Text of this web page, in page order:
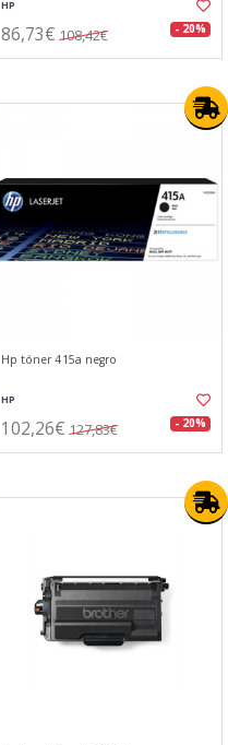
HP
86,73€ 108,42€ - 20%
Hp tóner 415a negro
HP
102,26€ 127,83€ - 20%